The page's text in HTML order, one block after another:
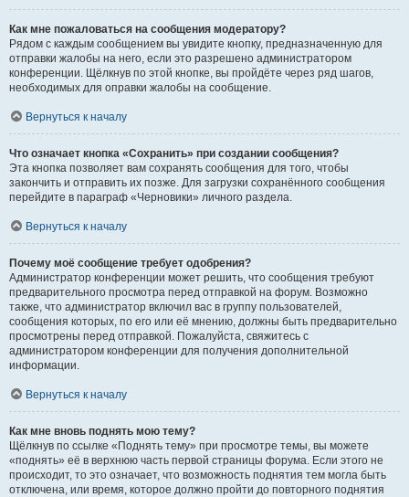
Как мне пожаловаться на сообщения модератору?
Рядом с каждым сообщением вы увидите кнопку, предназначенную для
отправки жалобы на него, если это разрешено администратором
конференции. Щёлкнув по этой кнопке, вы пройдёте через ряд шагов,
необходимых для оправки жалобы на сообщение.
Вернуться к началу
Что означает кнопка «Сохранить» при создании сообщения?
Эта кнопка позволяет вам сохранять сообщения для того, чтобы
закончить и отправить их позже. Для загрузки сохранённого сообщения
перейдите в параграф «Черновики» личного раздела.
Вернуться к началу
Почему моё сообщение требует одобрения?
Администратор конференции может решить, что сообщения требуют
предварительного просмотра перед отправкой на форум. Возможно
также, что администратор включил вас в группу пользователей,
сообщения которых, по его или её мнению, должны быть предварительно
просмотрены перед отправкой. Пожалуйста, свяжитесь с
администратором конференции для получения дополнительной
информации.
Вернуться к началу
Как мне вновь поднять мою тему?
Щёлкнув по ссылке «Поднять тему» при просмотре темы, вы можете
«поднять» её в верхнюю часть первой страницы форума. Если этого не
происходит, то это означает, что возможность поднятия тем могла быть
отключена, или время, которое должно пройти до повторного поднятия